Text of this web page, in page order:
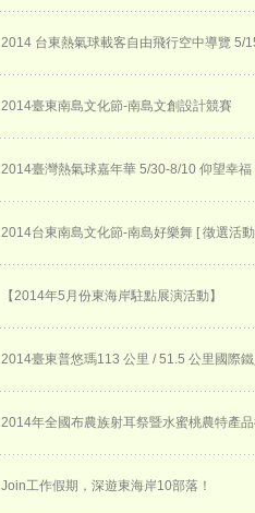
2014 台東熱氣球載客自由飛行空中導覽 5/
2014臺東南島文化節-南島文創設計競賽
2014臺灣熱氣球嘉年華 5/30-8/10 仰望幸福
2014台東南島文化節-南島好樂舞 [ 徵選活
【2014年5月份東海岸駐點展演活動】
2014臺東普悠瑪113 公里 / 51.5 公里國際
2014年全國布農族射耳祭暨水蜜桃農特產
Join工作假期，深遊東海岸10部落！